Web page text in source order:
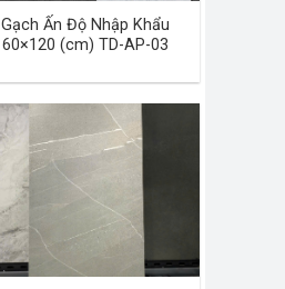
Gạch Ấn Độ Nhập Khẩu
60×120 (cm) TD-AP-03